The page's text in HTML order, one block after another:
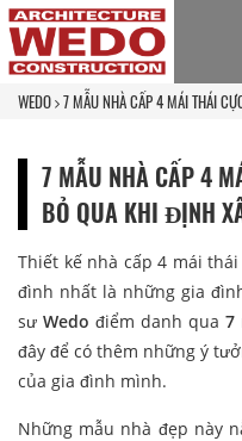
WEDO 7 MẪU NHÀ CẤP 4 MÁI THÁI
7 MẪU NHÀ CẤP 4
BỎ QUA KHI ĐỊNH
Thiết kế nhà cấp 4 mái
đình nhất là những gia
sư Wedo điểm danh qua 7
đây để có thêm những ý
của gia đình mình.
Những mẫu nhà đẹp này